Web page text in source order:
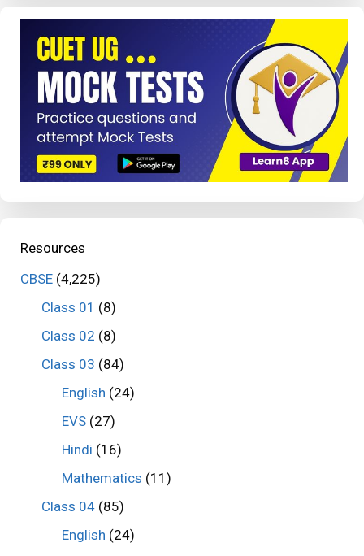
Resources
CBSE (4,225)
Class 01 (8)
Class 02 (8)
Class 03 (84)
English (24)
EVS (27)
Hindi (16)
Mathematics (11)
Class 04(85)
English (24)